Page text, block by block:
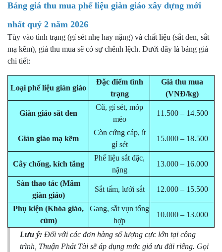
Bảng giá thu mua phế liệu giàn giáo xây dựng mới
nhất quý 2 năm 2026
Tùy vào tình trạng (gỉ sét nhẹ hay nặng) và chất liệu (sắt đen, sắt
mạ kẽm), giá thu mua sẽ có sự chênh lệch. Dưới đây là bảng giá
chi tiết:
Loại phế liệu giàn giáo
Đặc điểm tình
trạng
Giá thu mua
(VNĐ/kg)
Giàn giáo sắt đen
Cũ, gỉ sét, móp
méo
11.500 – 14.500
Giàn giáo mạ kẽm
Còn cứng cáp, ít
gỉ sét
15.000 – 18.500
Cây chống, kích tăng
Phế liệu sắt đặc,
nặng
13.000 – 16.000
Sàn thao tác (Mâm
giàn giáo)
Sắt tấm, lưới sắt 12.000 – 15.500
Phụ kiện (Khóa giáo,
cùm)
Gang, sắt vụn tổng
hợp
10.000 – 13.000
Lưu ý: Đối với các đơn hàng số lượng cực lớn tại công
trình, Thuận Phát Tài sẽ áp dụng mức giá ưu đãi riêng. Gọi